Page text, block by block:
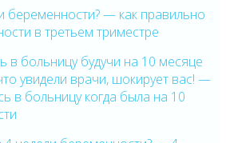
беременности? — как правильно
в третьем триместре
в больницу будучи на 10 месяце
увидели врачи, шокирует вас! —
в больницу когда была на 10